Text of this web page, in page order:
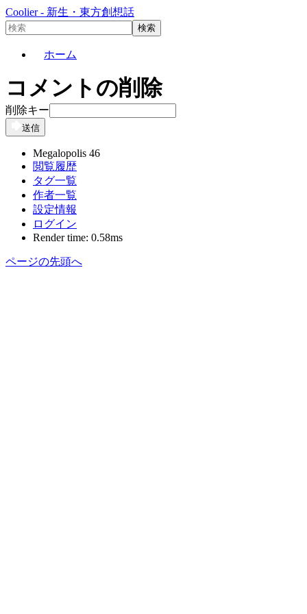
Coolier - 新生・東方創想話
ホーム
コメントの削除
削除キー
送信
Megalopolis 46
閲覧履歴
タグ一覧
作者一覧
設定情報
ログイン
Render time: 0.58ms
ページの先頭へ